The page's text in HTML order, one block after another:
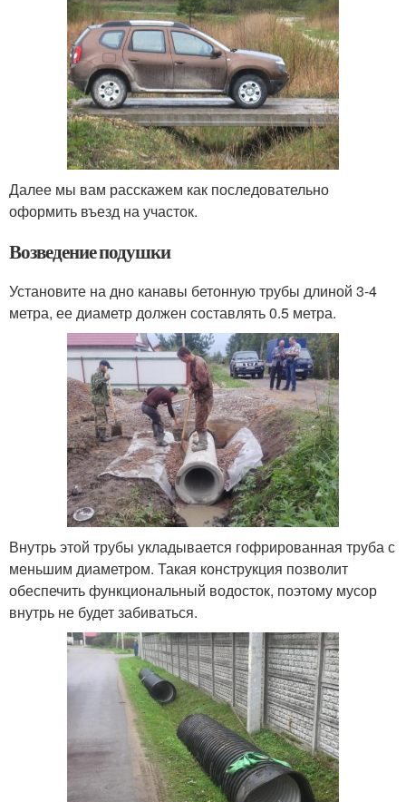
Далее мы вам расскажем как последовательно
оформить въезд на участок.
Возведение подушки
Установите на дно канавы бетонную трубы длиной 3-4
метра, ее диаметр должен составлять 0.5 метра.
Внутрь этой трубы укладывается гофрированная труба с
меньшим диаметром. Такая конструкция позволит
обеспечить функциональный водосток, поэтому мусор
внутрь не будет забиваться.